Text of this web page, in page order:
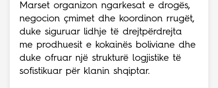
Marset organizon ngarkesat e drogës,
negocion çmimet dhe koordinon rrugët,
duke siguruar lidhje të drejtpërdrejta
me prodhuesit e kokainës boliviane dhe
duke ofruar një strukturë logjistike të
sofistikuar për klanin shqiptar.